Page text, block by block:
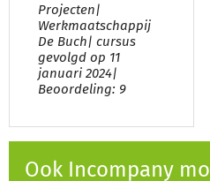
Projecten|
Werkmaatschappij
De Buch| cursus
gevolgd op 11
januari 2024|
Beoordeling: 9
Ook Incompany